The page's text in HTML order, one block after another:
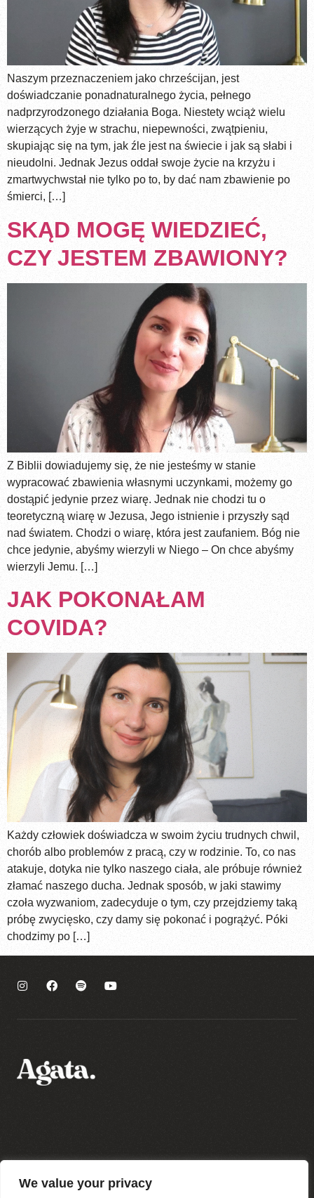
We value your privacy
Naszym przeznaczeniem jako chrześcijan, jest
doświadczanie ponadnaturalnego życia, pełnego
nadprzyrodzonego działania Boga. Niestety wciąż wielu
wierzących żyje w strachu, niepewności, zwątpieniu,
skupiając się na tym, jak źle jest na świecie i jak są słabi i
nieudolni. Jednak Jezus oddał swoje życie na krzyżu i
zmartwychwstał nie tylko po to, by dać nam zbawienie po
śmierci, […]
SKĄD MOGĘ WIEDZIEĆ,
CZY JESTEM ZBAWIONY?
Z Biblii dowiadujemy się, że nie jesteśmy w stanie
wypracować zbawienia własnymi uczynkami, możemy go
dostąpić jedynie przez wiarę. Jednak nie chodzi tu o
teoretyczną wiarę w Jezusa, Jego istnienie i przyszły sąd
nad światem. Chodzi o wiarę, która jest zaufaniem. Bóg nie
chce jedynie, abyśmy wierzyli w Niego – On chce abyśmy
wierzyli Jemu. […]
JAK POKONAŁAM
COVIDA?
Każdy człowiek doświadcza w swoim życiu trudnych chwil,
chorób albo problemów z pracą, czy w rodzinie. To, co nas
atakuje, dotyka nie tylko naszego ciała, ale próbuje również
złamać naszego ducha. Jednak sposób, w jaki stawimy
czoła wyzwaniom, zadecyduje o tym, czy przejdziemy taką
próbę zwycięsko, czy damy się pokonać i pogrążyć. Póki
chodzimy po […]
Regulamin sklepu